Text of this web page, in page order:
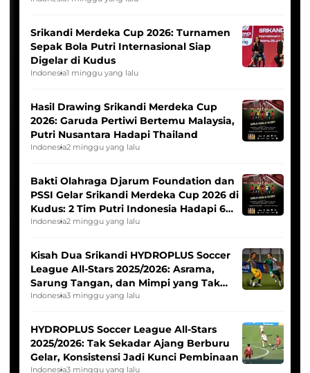
Srikandi Merdeka Cup 2026: Turnamen
Sepak Bola Putri Internasional Siap
Digelar di Kudus
Indonesia1 minggu yang lalu
Hasil Drawing Srikandi Merdeka Cup
2026: Garuda Pertiwi Bertemu Malaysia,
Putri Nusantara Hadapi Thailand
Indonesia2 minggu yang lalu
Bakti Olahraga Djarum Foundation dan
PSSI Gelar Srikandi Merdeka Cup 2026 di
Kudus: 2 Tim Putri Indonesia Hadapi 6
Tim Asia
Indonesia2 minggu yang lalu
Kisah Dua Srikandi HYDROPLUS Soccer
League All-Stars 2025/2026: Asrama,
Sarung Tangan, dan Mimpi yang Tak
Pernah Padam
Indonesia3 minggu yang lalu
HYDROPLUS Soccer League All-Stars
2025/2026: Tak Sekadar Ajang Berburu
Gelar, Konsistensi Jadi Kunci Pembinaan
Indonesia3 minggu yang lalu